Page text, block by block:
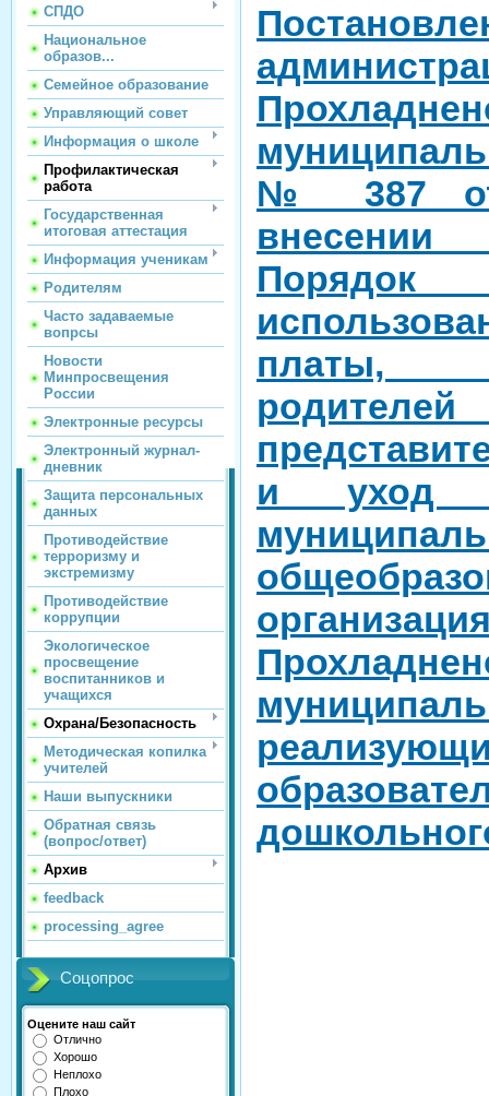
СПДО
Национальное
образов...
Семейное образование
Управляющий совет
Информация о школе
Профилактическая
работа
Государственная
итоговая аттестация
Информация ученикам
Родителям
Часто задаваемые
вопрсы
Новости
Минпросвещения
России
Электронные ресурсы
Электронный журнал-
дневник
Защита персональных
данных
Противодействие
терроризму и
экстремизму
Противодействие
коррупции
Экологическое
просвещение
воспитанников и
учащихся
Охрана/Безопасность
Методическая копилка
учителей
Наши выпускники
Обратная связь
(вопрос/ответ)
Архив
feedback
processing_agree
Соцопрос
Оцените наш сайт
Отлично
Хорошо
Неплохо
Плохо
№ 387 от
Порядок
платы,
и уход